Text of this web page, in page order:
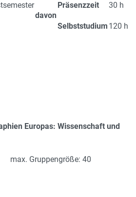
davon
Präsenzzeit 30 h
Selbststudium 120 h
Europas: Wissenschaft und
max. Gruppengröße: 40